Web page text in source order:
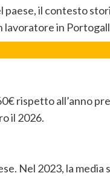
il contesto
lavoratore in
rispetto all’anno
il 2026.
Nel 2023, la media